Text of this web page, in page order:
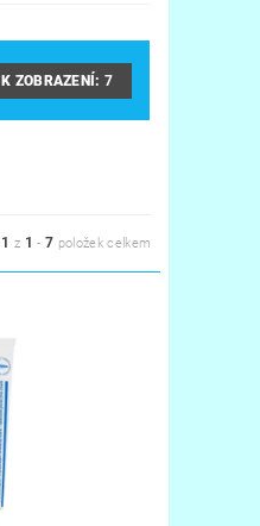
K ZOBRAZENÍ:7
1 z 1 -7 položek celkem